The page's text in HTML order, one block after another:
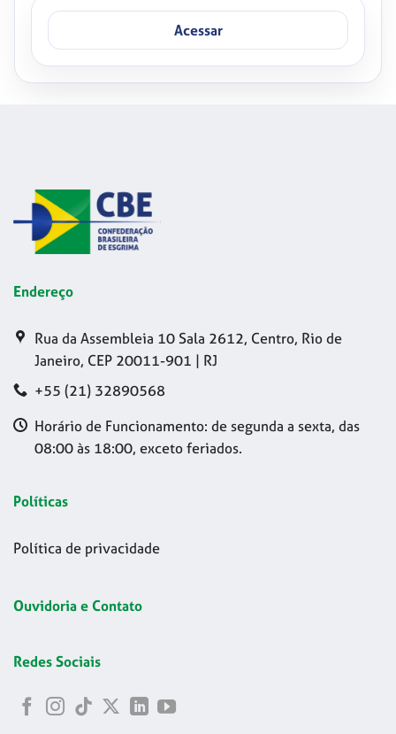
Acessar
Endereço
Rua da Assembleia 10 Sala 2612, Centro, Rio de
Janeiro, CEP 20011-901 | RJ
+55 (21) 32890568
Horário de Funcionamento: de segunda a sexta, das
08:00 às 18:00, exceto feriados.
Políticas
Política de privacidade
Ouvidoria e Contato
Redes Sociais